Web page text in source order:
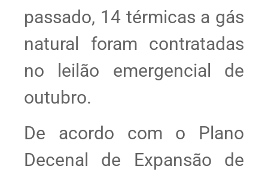
passado, 14 térmicas a gás
natural foram contratadas
no leilão emergencial de
outubro.
De acordo com o Plano
Decenal de Expansão de